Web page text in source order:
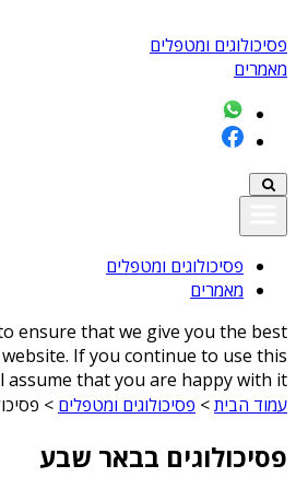
פסיכולוגים ומטפלים
מאמרים
פסיכולוגים ומטפלים
מאמרים
ensure that we give you the best
If you continue to use this
assume that you are happy with it
עמוד הבית> פסיכולוגים ומטפלים >
פסיכולוגים בבאר שבע